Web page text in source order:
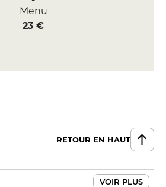
Menu
23 €
RETOUR EN HAUT
VOIR PLUS